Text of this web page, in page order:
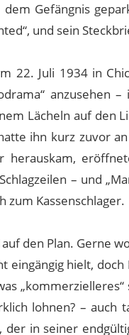
Gefängnis
und sein
22. Juli 1934 in
anzusehen
Lächeln auf den
ihn kurz zuvor
herauskam,
– und
zum Kassenschlager.
den Plan. Gerne
eingängig hielt,
lohnen? – auch
in seiner